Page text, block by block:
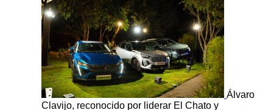
Álvaro
Clavijo, reconocido por liderar El Chato y